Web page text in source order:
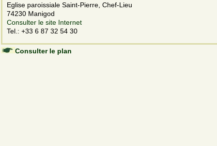
Eglise paroissiale Saint-Pierre, Chef-Lieu
74230 Manigod
Consulter le site Internet
Tel.: +33 6 87 32 54 30
Consulter le plan